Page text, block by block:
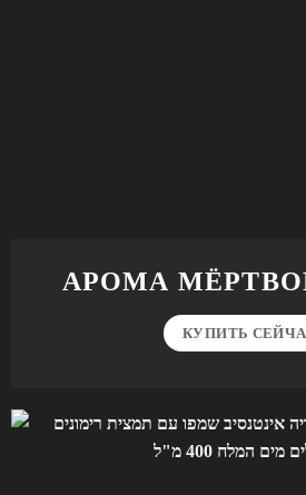
АРОМА
КУПИТЬ